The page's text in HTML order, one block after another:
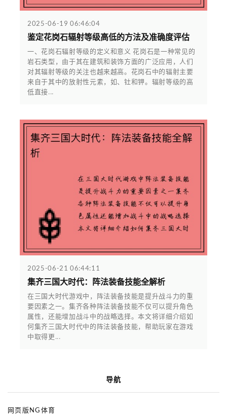
2025-06-19 06:46:04
鉴定花岗石辐射等级高低的方法及准确度评估
一、花岗石辐射等级的定义和意义 花岗石是一种常见的
岩石类型，由于其在建筑和装饰方面的广泛应用，人们
对其辐射等级的关注也越来越高。花岗石中的辐射主要
来自于其中的放射性元素，如、钍和钾。辐射等级的高
低直接...
2025-06-21 06:44:11
集齐三国大时代：阵法装备技能全解析
在三国大时代游戏中，阵法装备技能是提升战斗力的重
要因素之一。集齐各种阵法装备技能不仅可以提升角色
属性，还能增加战斗中的战略选择。本文将详细介绍如
何集齐三国大时代中的阵法装备技能，帮助玩家在游戏
中取得更...
导航
网页版NG体育